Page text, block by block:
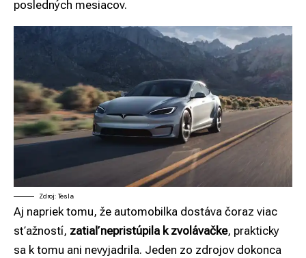
posledných mesiacov.
Zdroj: Tesla
Aj napriek tomu, že automobilka dostáva čoraz viac
sťažností, zatiaľ nepristúpila k zvolávačke, prakticky
sa k tomu ani nevyjadrila. Jeden zo zdrojov dokonca